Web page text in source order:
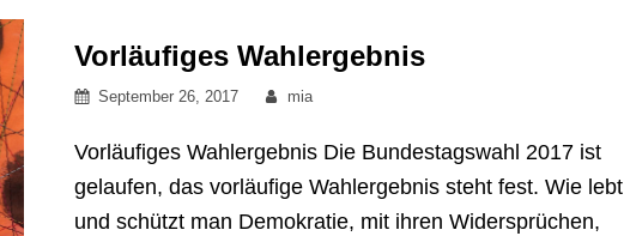
Vorläufiges Wahlergebnis
Posted
September 26, 2017 By
mia
Vorläufiges Wahlergebnis Die Bundestagswahl 2017 ist
gelaufen, das vorläufige Wahlergebnis steht fest. Wie lebt
und schützt man Demokratie, mit ihren Widersprüchen,